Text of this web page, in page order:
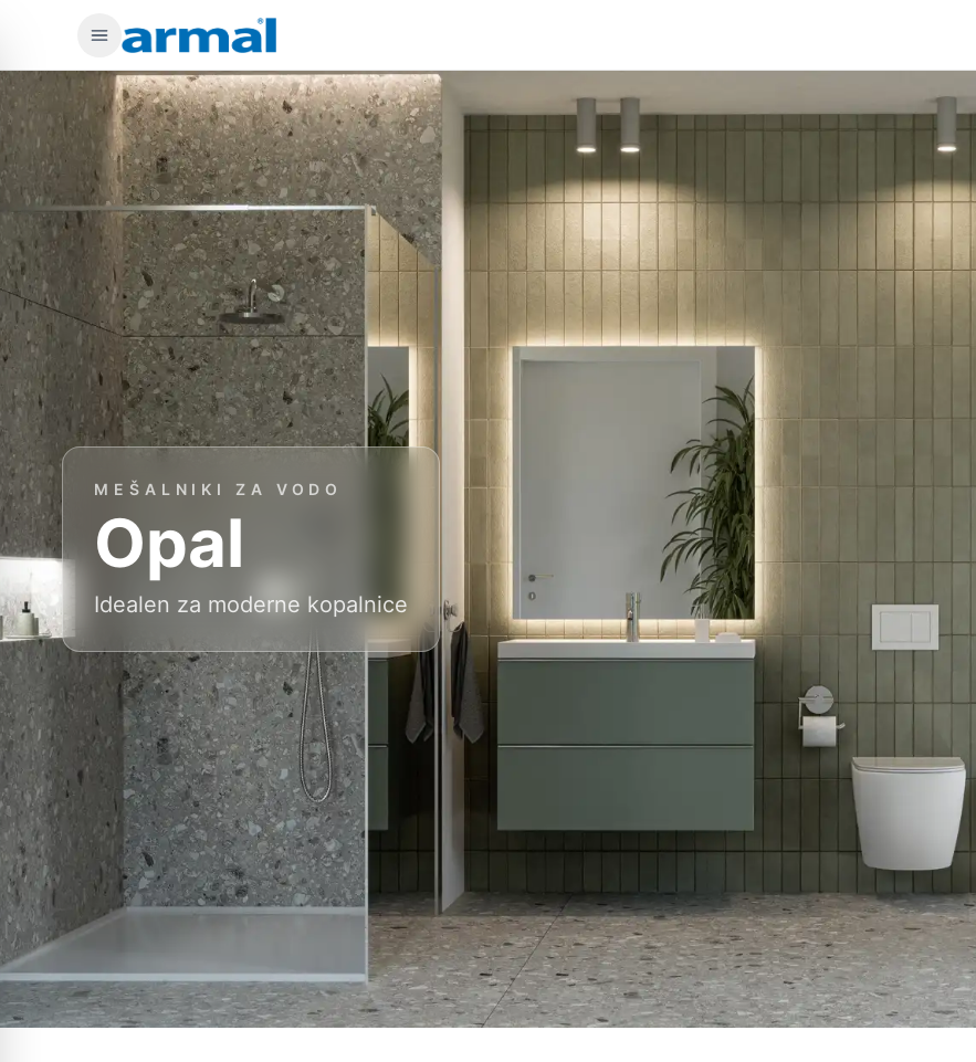
MEŠALNIKI ZA VODO
Opal
Idealen za moderne kopalnice